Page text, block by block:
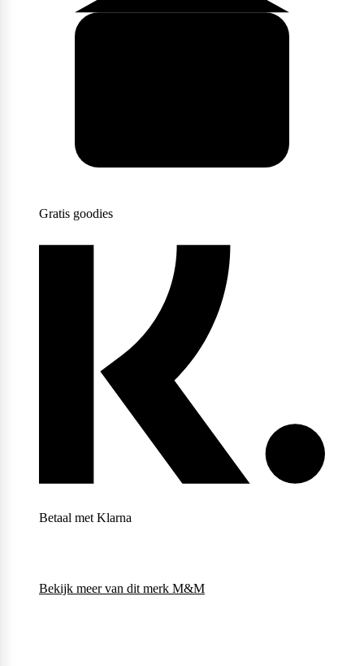
Supplement Needs
Trained By JP
Weider
Gratis goodies
Betaal met Klarna
Bekijk meer van dit merk M&M